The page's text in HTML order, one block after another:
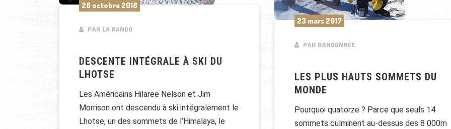
28 octobre 2018
PAR LA RANDO
DESCENTE INTÉGRALE À SKI DU
LHOTSE
Les Américains Hilaree Nelson et Jim
Morrison ont descendu à ski intégralement le
Lhotse, un des sommets de l’Himalaya, le
23 mars 2017
PAR RANDONNÉE
LES PLUS HAUTS SOMMETS DU
MONDE
Pourquoi quatorze ? Parce que seuls 14
sommets culminent au-dessus des 8 000m